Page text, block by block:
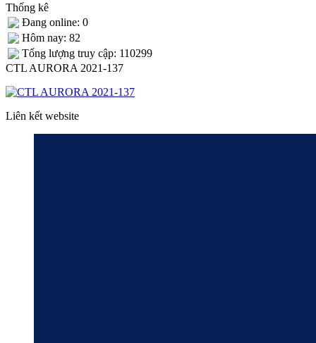
Thống kê
Đang online: 0
Hôm nay: 82
Tống lượng truy cập: 110299
CTL AURORA 2021-137
Liên kết website